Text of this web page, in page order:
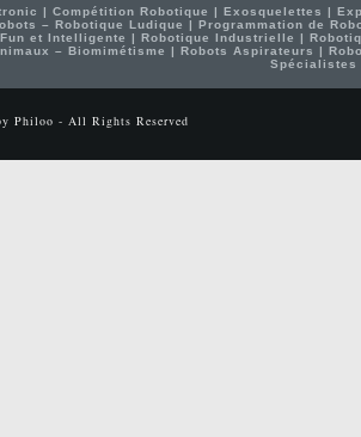
| Compétition Robotique | Exosquelettes |
– Robotique Ludique |Programmation de
et Intelligente | Robotique Industrielle |
– Biomimétisme | Robots Aspirateurs |
Spécialistes
Philoo - All Rights Reserved